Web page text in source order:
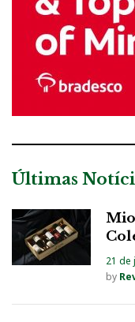
Últimas
21 de
by